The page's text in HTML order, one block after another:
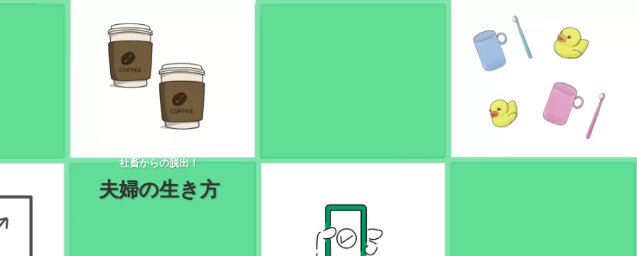
社畜からの脱出！
夫婦の生き方